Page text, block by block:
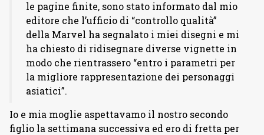
le pagine finite, sono stato informato dal mio
editore che l’ufficio di “controllo qualità”
della Marvel ha segnalato i miei disegni e mi
ha chiesto di ridisegnare diverse vignette in
modo che rientrassero “entro i parametri per
la migliore rappresentazione dei personaggi
asiatici”.
Io e mia moglie aspettavamo il nostro secondo
figlio la settimana successiva ed ero di fretta per